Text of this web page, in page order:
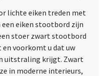
lichte eiken treden met
eiken stootbord zijn
stoer zwart stootbord
en voorkomt u dat uw
uitstraling krijgt. Zwart
in moderne interieurs,